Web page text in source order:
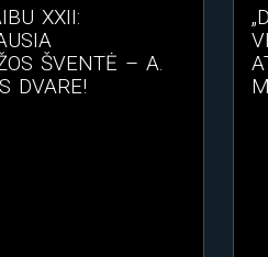
XXII:
ŠVENTĖ – A.
DVARE!